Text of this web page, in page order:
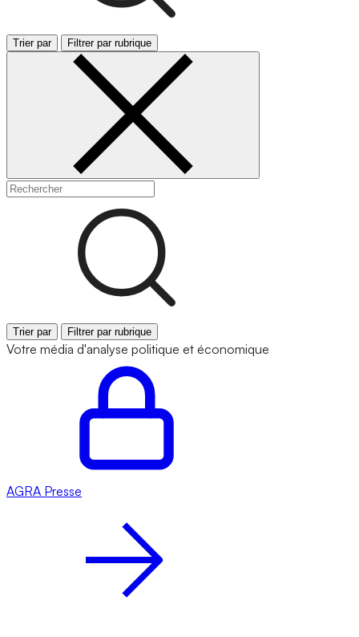
Trier par Filtrer par rubrique
Trier par Filtrer par rubrique
Votre média d'analyse politique et économique
AGRA Presse